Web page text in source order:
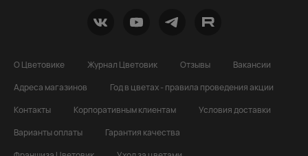
О Цветовике Журнал Цветовик Отзывы
Вакансии
Адреса магазинов
Год в цветах - правила проведения акции
Контакты
Корпоративным клиентам
Условия доставки
Варианты оплаты
Гарантия качества